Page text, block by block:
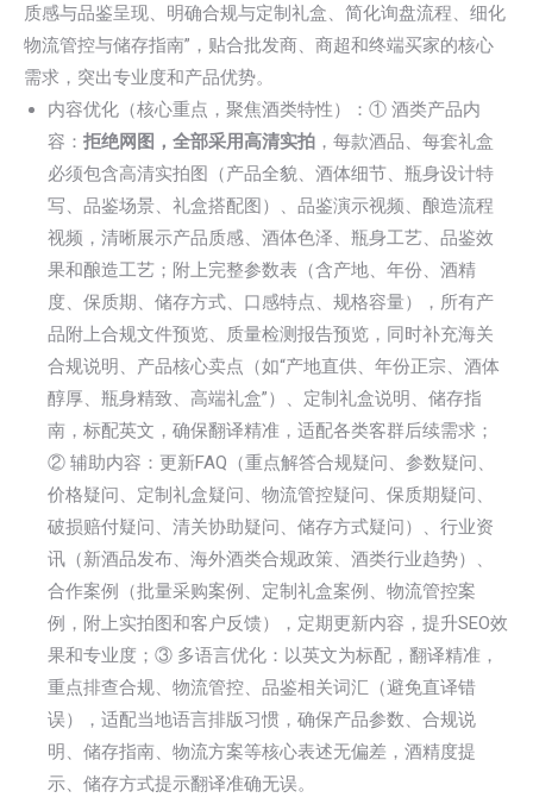
质感与品鉴呈现、明确合规与定制礼盒、简化询盘流程、细化
物流管控与储存指南”，贴合批发商、商超和终端买家的核心
需求，突出专业度和产品优势。
内容优化（核心重点，聚焦酒类特性）：① 酒类产品内
容： 拒绝网图，全部采用高清实拍 ，每款酒品、每套礼盒
必须包含高清实拍图（产品全貌、酒体细节、瓶身设计特
写、品鉴场景、礼盒搭配图）、品鉴演示视频、酿造流程
视频，清晰展示产品质感、酒体色泽、瓶身工艺、品鉴效
果和酿造工艺；附上完整参数表（含产地、年份、酒精
度、保质期、储存方式、口感特点、规格容量），所有产
品附上合规文件预览、质量检测报告预览，同时补充海关
合规说明、产品核心卖点（如“产地直供、年份正宗、酒体
醇厚、瓶身精致、高端礼盒”）、定制礼盒说明、储存指
南，标配英文，确保翻译精准，适配各类客群后续需求；
② 辅助内容：更新FAQ（重点解答合规疑问、参数疑问、
价格疑问、定制礼盒疑问、物流管控疑问、保质期疑问、
破损赔付疑问、清关协助疑问、储存方式疑问）、行业资
讯（新酒品发布、海外酒类合规政策、酒类行业趋势）、
合作案例（批量采购案例、定制礼盒案例、物流管控案
例，附上实拍图和客户反馈），定期更新内容，提升SEO效
果和专业度；③ 多语言优化：以英文为标配，翻译精准，
重点排查合规、物流管控、品鉴相关词汇（避免直译错
误），适配当地语言排版习惯，确保产品参数、合规说
明、储存指南、物流方案等核心表述无偏差，酒精度提
示、储存方式提示翻译准确无误。